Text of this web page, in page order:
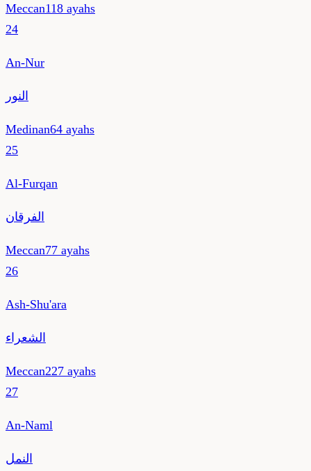
Meccan118 ayahs
24
An-Nur
النور
Medinan64 ayahs
25
Al-Furqan
الفرقان
Meccan77 ayahs
26
Ash-Shu'ara
الشعراء
Meccan227 ayahs
27
An-Naml
النمل